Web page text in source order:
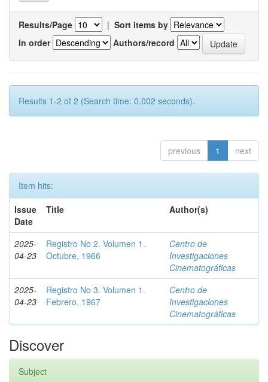
Results/Page | Sort items by
In order
Authors/record
Results 1-2 of 2 (Search time: 0.002 seconds).
previous 1 next
Item hits:
Issue
Date
Title Author(s)
2025-
04-23
Registro No 2. Volumen 1.
Octubre, 1966
Centro de
Investigaciones
Cinematográficas
2025-
04-23
Registro No 3. Volumen 1.
Febrero, 1967
Centro de
Investigaciones
Cinematográficas
Discover
Subject